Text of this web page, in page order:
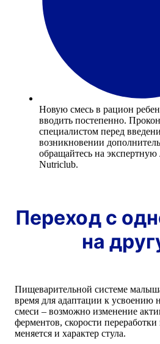
Новую смесь в рацион
вводить постепенно.
специалистом перед
возникновении
обращайтесь на
Nutriclub.
Переход с
на
Пищеварительной системе
время для адаптации к усвоению
смеси – возможно изменение
ферментов, скорости
меняется и характер стула.